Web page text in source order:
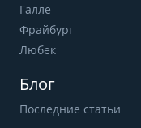
Галле
Фрайбург
Любек
Блог
Последние статьи